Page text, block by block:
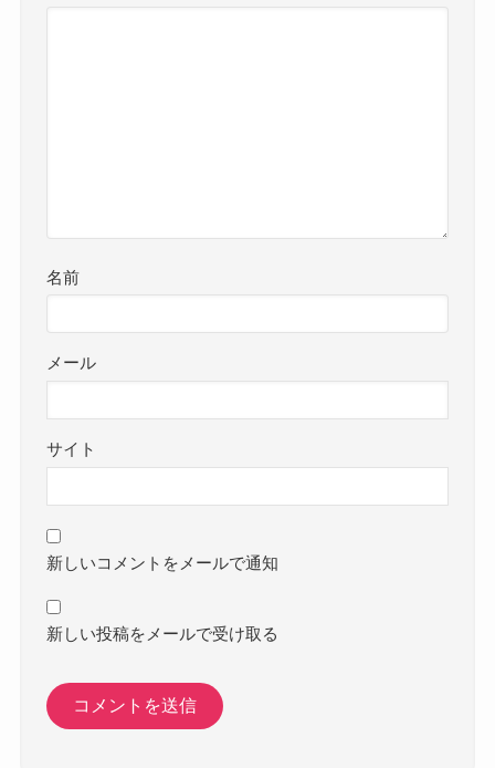
名前
メール
サイト
新しいコメントをメールで通知
新しい投稿をメールで受け取る